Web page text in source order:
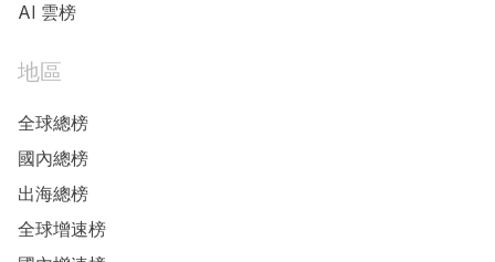
AI 雲榜
地區
全球總榜
國內總榜
出海總榜
全球增速榜